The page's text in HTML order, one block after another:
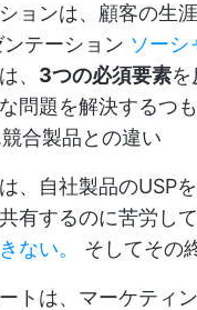
ョンは、顧客の生
テーション ソーシ
、 3つの必須要素
問題を解決するつ
合製品との違い
、自社製品のUSP
有するのに苦労し
ない。
そしてその
トは、マーケティ